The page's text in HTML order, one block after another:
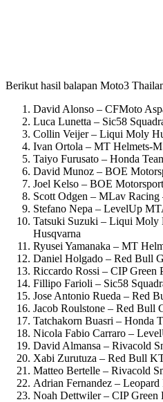
Berikut hasil balapan Moto3
David Alonso – CFMoto
Luca Lunetta – Sic58
Collin Veijer – Liqui Moly
Ivan Ortola – MT Helmets-
Taiyo Furusato – Honda
David Munoz – BOE
Joel Kelso – BOE
Scott Odgen – MLav Racing
Stefano Nepa – LevelUp
Tatsuki Suzuki – Liqui Moly
Husqvarna
Ryusei Yamanaka – MT
Daniel Holgado – Red Bull
Riccardo Rossi – CIP
Fillipo Farioli – Sic58
Jose Antonio Rueda – Red
Jacob Roulstone – Red
Tatchakorn Buasri – Honda
Nicola Fabio Carraro –
David Almansa – Rivacold
Xabi Zurutuza – Red Bull
Matteo Bertelle – Rivacold
Adrian Fernandez –
Noah Dettwiler – CIP